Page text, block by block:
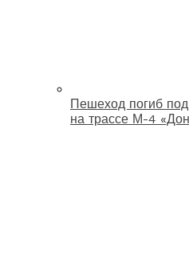
Пешеход погиб под
на трассе М-4